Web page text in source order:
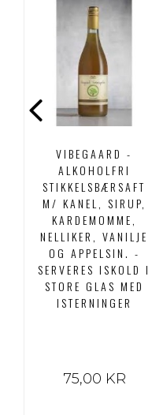
VIBEGAARD -
ALKOHOLFRI
STIKKELSBÆRSAFT
M/ KANEL, SIRUP,
KARDEMOMME,
NELLIKER, VANILJE
OG APPELSIN. -
SERVERES ISKOLD I
STORE GLAS MED
ISTERNINGER
75,00 KR